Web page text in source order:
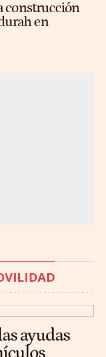
construcción
en
ayudas